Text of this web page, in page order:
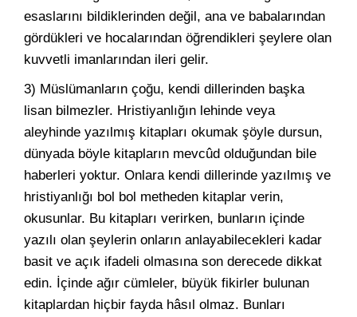
esaslarını bildiklerinden değil, ana ve babalarından
gördükleri ve hocalarından öğrendikleri şeylere olan
kuvvetli imanlarından ileri gelir.
3) Müslümanların çoğu, kendi dillerinden başka
lisan bilmezler. Hristiyanlığın lehinde veya
aleyhinde yazılmış kitapları okumak şöyle dursun,
dünyada böyle kitapların mevcûd olduğundan bile
haberleri yoktur. Onlara kendi dillerinde yazılmış ve
hristiyanlığı bol bol metheden kitaplar verin,
okusunlar. Bu kitapları verirken, bunların içinde
yazılı olan şeylerin onların anlayabilecekleri kadar
basit ve açık ifadeli olmasına son derecede dikkat
edin. İçinde ağır cümleler, büyük fikirler bulunan
kitaplardan hiçbir fayda hâsıl olmaz. Bunları